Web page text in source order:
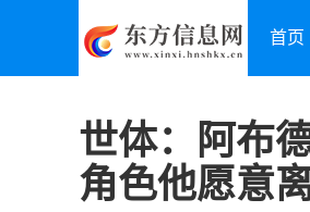
首页
世体：阿布
角色他愿意